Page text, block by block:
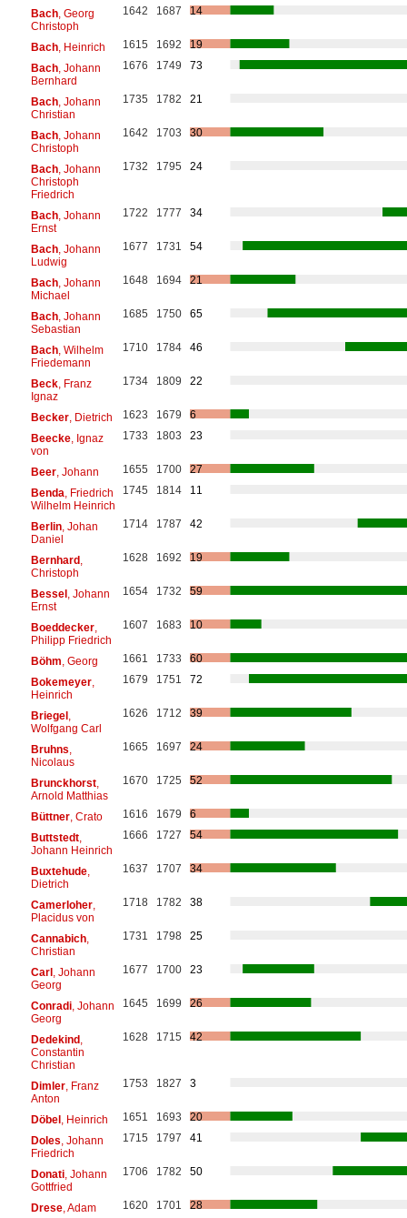
Bach, Georg
Christoph
1642 1687 14
Bach, Heinrich 1615 1692
19
Bach, Johann
Bernhard
1676 1749 73
Bach, Johann
Christian
1735 1782 21
Bach, Johann
Christoph
1642 1703 30
Bach, Johann
Christoph
Friedrich
1732 1795 24
Bach, Johann
Ernst
1722 1777 34
Bach, Johann
Ludwig
1677 1731 54
Bach, Johann
Michael
1648 1694 21
Bach, Johann
Sebastian
1685 1750 65
Bach, Wilhelm
Friedemann
1710 1784 46
Beck, Franz
Ignaz
1734 1809 22
Becker, Dietrich 1623 1679
6
Beecke, Ignaz
von
1733 1803 23
Beer, Johann 1655 1700
27
Benda , Friedrich
Wilhelm Heinrich
1745 1814 11
Berlin, Johan
Daniel
1714 1787 42
Bernhard,
Christoph
1628 1692 19
Bessel, Johann
Ernst
1654 1732 59
Boeddecker,
Philipp Friedrich
1607 1683 10
Böhm , Georg 1661 1733
60
Bokemeyer,
Heinrich
1679 1751 72
Briegel,
Wolfgang Carl
1626 1712 39
Bruhns
Nicolaus
1665 1697 24
Brunckhorst,
Arnold Matthias
1670 1725 52
Büttner, Crato 1616 1679
6
Buttstedt,
Johann Heinrich
1666 1727 54
Buxtehude,
Dietrich
1637 1707 34
Camerloher,
Placidus von
1718 1782 38
Cannabich,
Christian
1731 1798 25
Carl, Johann
Georg
1677 1700 23
Conradi, Johann
Georg
1645 1699 26
Dedekind,
Constantin
Christian
1628 1715 42
Dimler, Franz
Anton
1753 1827 3
Döbel, Heinrich 1651 1693
20
Doles , Johann
Friedrich
1715 1797 41
Donati, Johann
Gottfried
1706 1782 50
Drese, Adam 1620 1701
28